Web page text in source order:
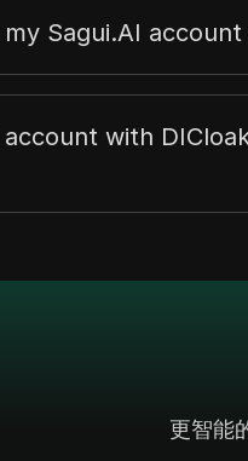
Sagui.AI account
with
更智能